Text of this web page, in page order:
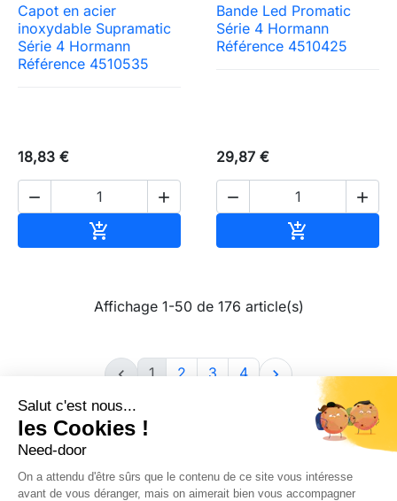
Capot en acier
inoxydable Supramatic
Série 4 Hormann
Référence 4510535
18,83 €
 

Bande Led Promatic
Série 4 Hormann
Référence 4510425
29,87 €
 

Affichage 1-50 de 176 article(s)
 1 2 3 4 